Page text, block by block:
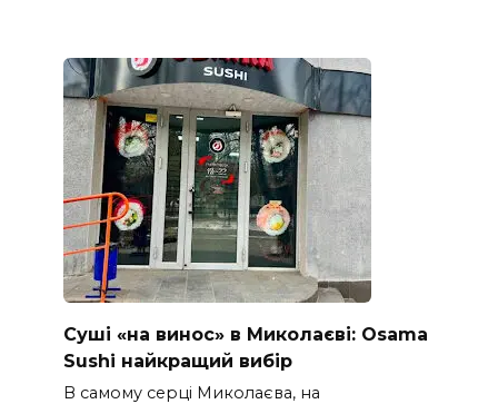
Суші «на винос» в Миколаєві: Osama
Sushi найкращий вибір
В самому серці Миколаєва, на